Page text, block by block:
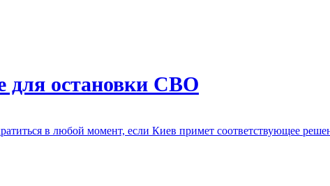
для остановки СВО
в любой момент, если Киев примет соответствующее